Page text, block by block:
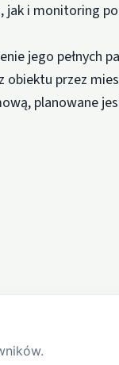
jak i monitoring
jego pełnych
obiektu przez
planowane